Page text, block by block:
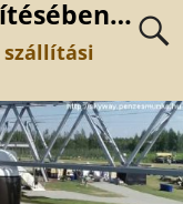
szállítási